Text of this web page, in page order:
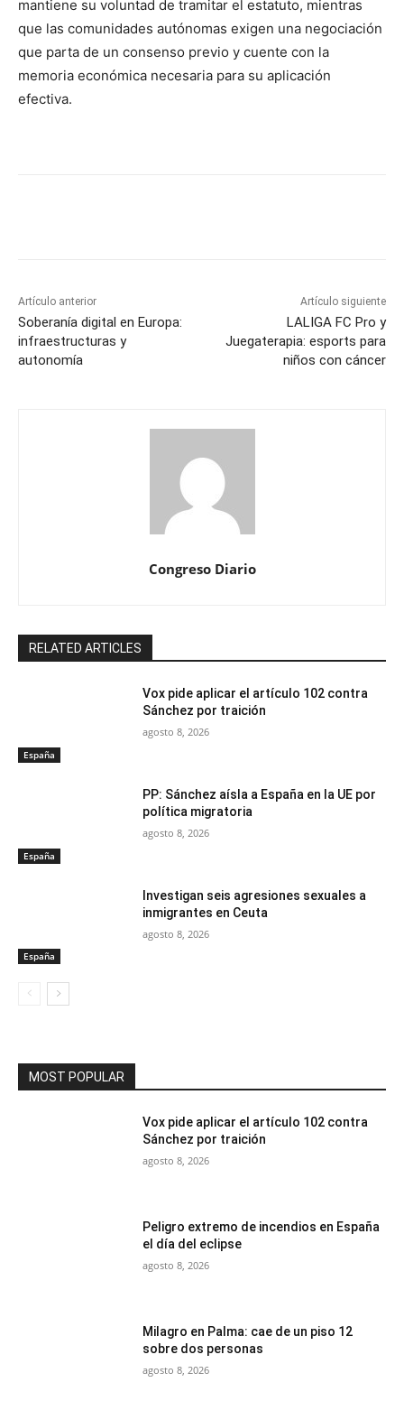
mantiene su voluntad de tramitar el estatuto, mientras
que las comunidades autónomas exigen una negociación
que parta de un consenso previo y cuente con la
memoria económica necesaria para su aplicación
efectiva.
Artículo anterior
Soberanía digital en Europa:
infraestructuras y
autonomía
Artículo siguiente
LALIGA FC Pro y
Juegaterapia: esports para
niños con cáncer
Congreso Diario
RELATED ARTICLES
España
Vox pide aplicar el artículo 102 contra
Sánchez por traición
agosto 8, 2026
España
PP: Sánchez aísla a España en la UE por
política migratoria
agosto 8, 2026
España
Investigan seis agresiones sexuales a
inmigrantes en Ceuta
agosto 8, 2026
MOST POPULAR
Vox pide aplicar el artículo 102 contra
Sánchez por traición
agosto 8, 2026
Peligro extremo de incendios en España
el día del eclipse
agosto 8, 2026
Milagro en Palma: cae de un piso 12
sobre dos personas
agosto 8, 2026